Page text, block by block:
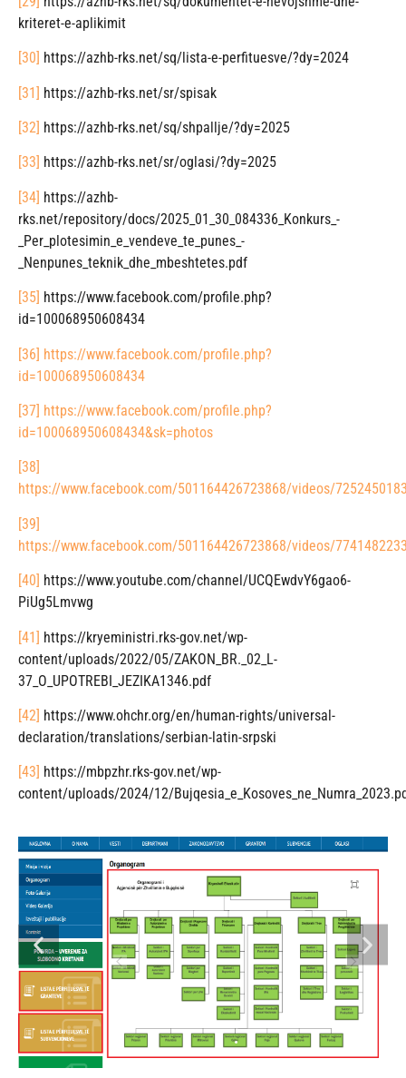
kriteret-e-aplikimit
[30] https://azhb-rks.net/sq/lista-e-perfituesve/?dy=2024
[31] https://azhb-rks.net/sr/spisak
[32] https://azhb-rks.net/sq/shpallje/?dy=2025
[33] https://azhb-rks.net/sr/oglasi/?dy=2025
[34] https://azhb-
rks.net/repository/docs/2025_01_30_084336_Konkurs_-
_Per_plotesimin_e_vendeve_te_punes_-
_Nenpunes_teknik_dhe_mbeshtetes.pdf
[35] https://www.facebook.com/profile.php?
id=100068950608434
[36] https://www.facebook.com/profile.php?
id=100068950608434
[37] https://www.facebook.com/profile.php?
id=100068950608434&sk=photos
[38]
https://www.facebook.com/501164426723868/videos/
[39]
https://www.facebook.com/501164426723868/videos/
[40] https://www.youtube.com/channel/UCQEwdvY6gao6-
PiUg5Lmvwg
[41] https://kryeministri.rks-gov.net/wp-
content/uploads/2022/05/ZAKON_BR._02_L-
37_O_UPOTREBI_JEZIKA1346.pdf
[42] https://www.ohchr.org/en/human-rights/universal-
declaration/translations/serbian-latin-srpski
[43] https://mbpzhr.rks-gov.net/wp-
content/uploads/2024/12/